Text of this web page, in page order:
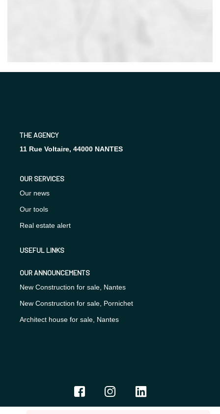
THE AGENCY
11 Rue Voltaire, 44000 NANTES
OUR SERVICES
Our news
Our tools
Real estate alert
USEFUL LINKS
OUR ANNOUNCEMENTS
New Construction for sale, Nantes
New Construction for sale, Pornichet
Architect house for sale, Nantes